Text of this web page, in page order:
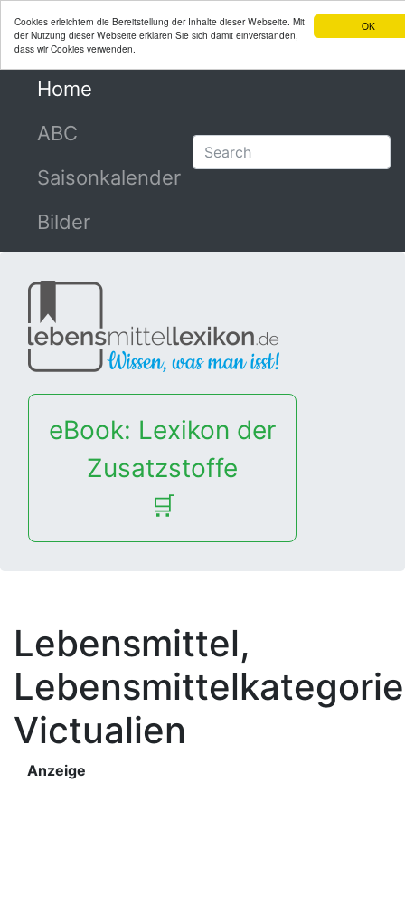
OK
Cookies erleichtern die Bereitstellung der Inhalte dieser Webseite. Mit
der Nutzung dieser Webseite erklären Sie sich damit einverstanden,
dass wir Cookies verwenden.
Home
ABC
Saisonkalender
Bilder
eBook: Lexikon der
Zusatzstoffe
🛒
Lebensmittel,
Victualien
Anzeige